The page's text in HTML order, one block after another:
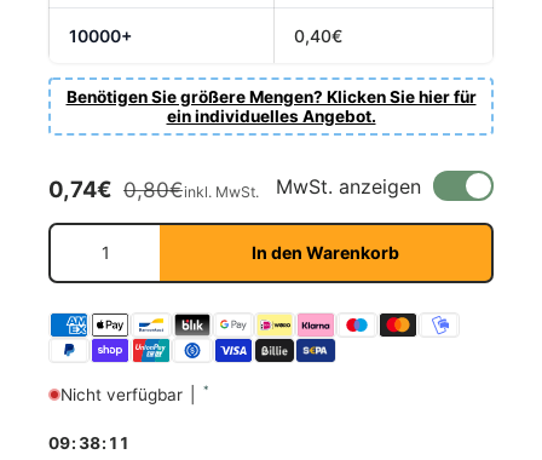
10000+ 0,40€
Benötigen Sie größere Mengen? Klicken Sie hier für
ein individuelles Angebot.
Fornavn
Etternavn *
E-post *
Telefon
Verkaufspreis
0,74€ Normaler Preis
0,80€inkl. MwSt. MwSt. anzeigen
Anzahl
In den Warenkorb
Nicht verfügbar *
09: 38: 11